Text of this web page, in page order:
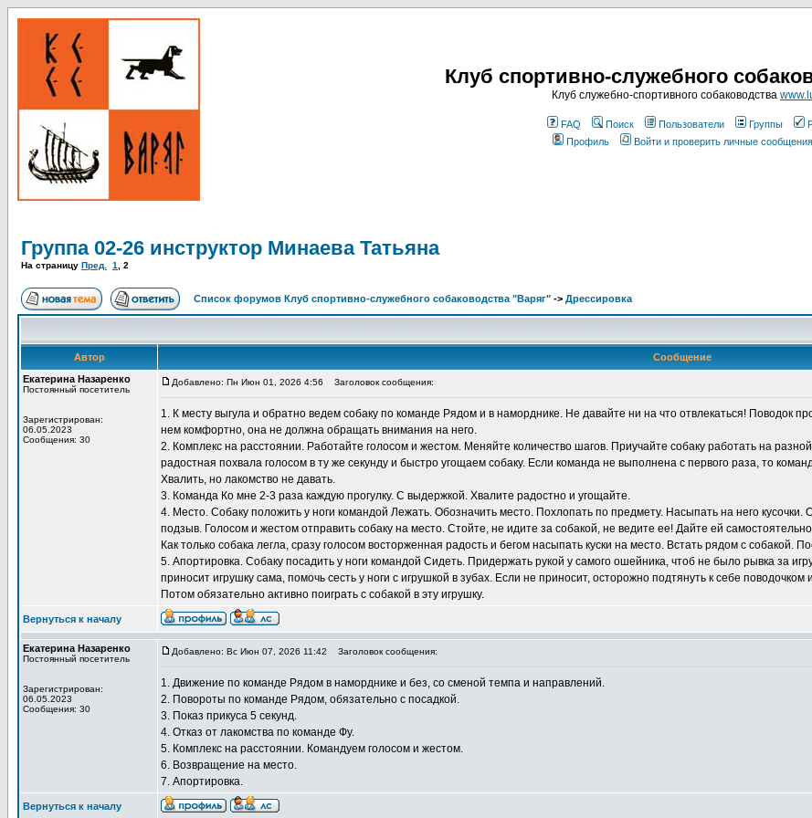
Клуб спортивно-служебного
Клуб служебно-спортивного собаководства
FAQ Поиск Пользователи Группы
Профиль
Войти и проверить личные сообщения
Группа 02-26 инструктор Минаева Татьяна
На страницу Пред. 1 2
Список форумов Клуб спортивно-служебного собаководства "Варяг" -> Дрессировка
Автор
Сообщение
Екатерина Назаренко
Постоянный посетитель
Зарегистрирован:
06.05.2023
Сообщения: 30
Добавлено: Пн Июн 01, 2026 4:56 Заголовок сообщения:
1. К месту выгула и обратно ведем собаку по команде Рядом и в наморднике. Не давайте ни на что отвлекаться! Поводок
нем комфортно, она не должна обращать внимания на него.
2. Комплекс на расстоянии. Работайте голосом и жестом. Меняйте количество шагов. Приучайте собаку работать на
радостная похвала голосом в ту же секунду и быстро угощаем собаку. Если команда не выполнена с первого раза, то
Хвалить, но лакомство не давать.
3. Команда Ко мне 2-3 раза каждую прогулку. С выдержкой. Хвалите радостно и угощайте.
4. Место. Собаку положить у ноги командой Лежать. Обозначить место. Похлопать по предмету. Насыпать на него кусочки.
подзыв. Голосом и жестом отправить собаку на место. Стойте, не идите за собакой, не ведите ее! Дайте ей
Как только собака легла, сразу голосом восторженная радость и бегом насыпать куски на место. Встать рядом с собакой.
5. Апортировка. Собаку посадить у ноги командой Сидеть. Придержать рукой у самого ошейника, чтоб не было рывка за
приносит игрушку сама, помочь сесть у ноги с игрушкой в зубах. Если не приносит, осторожно подтянуть к себе
Потом обязательно активно поиграть с собакой в эту игрушку.
Вернуться к началу
Екатерина Назаренко
Постоянный посетитель
Зарегистрирован:
06.05.2023
Сообщения: 30
Добавлено: Вс Июн 07, 2026 11:42 Заголовок сообщения:
1. Движение по команде Рядом в наморднике и без, со сменой темпа и направлений.
2. Повороты по команде Рядом, обязательно с посадкой.
3. Показ прикуса 5 секунд.
4. Отказ от лакомства по команде Фу.
5. Комплекс на расстоянии. Командуем голосом и жестом.
6. Возвращение на место.
7. Апортировка.
Вернуться к началу